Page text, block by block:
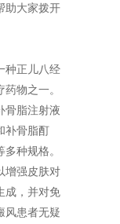
助大家拨开
种正儿八经
物之一。
骨脂注射液
补骨脂酊
种规格。
增强皮肤对
成，并对免
风患者无疑